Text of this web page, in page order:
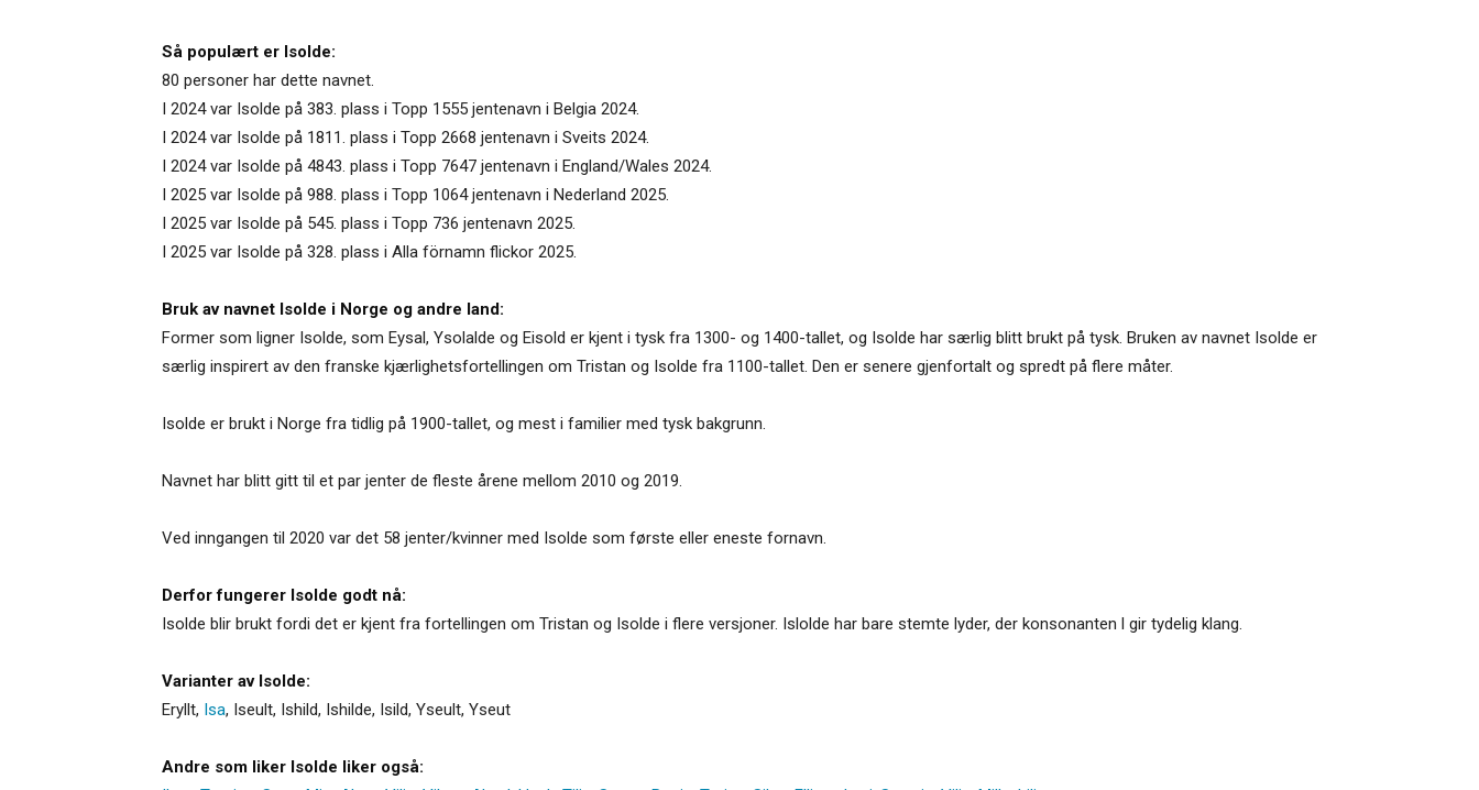
Så populært er Isolde:
80 personer har dette navnet.
I 2024 var Isolde på 383. plass i Topp 1555 jentenavn i Belgia 2024.
I 2024 var Isolde på 1811. plass i Topp 2668 jentenavn i Sveits 2024.
I 2024 var Isolde på 4843. plass i Topp 7647 jentenavn i England/Wales 2024.
I 2025 var Isolde på 988. plass i Topp 1064 jentenavn i Nederland 2025.
I 2025 var Isolde på 545. plass i Topp 736 jentenavn 2025.
I 2025 var Isolde på 328. plass i Alla förnamn flickor 2025.
Bruk av navnet Isolde i Norge og andre land:
Former som ligner Isolde, som Eysal, Ysolalde og Eisold er kjent i tysk fra 1300- og 1400-tallet, og Isolde har særlig blitt brukt på tysk. Bruken av navnet Isolde er
særlig inspirert av den franske kjærlighetsfortellingen om Tristan og Isolde fra 1100-tallet. Den er senere gjenfortalt og spredt på flere måter.
Isolde er brukt i Norge fra tidlig på 1900-tallet, og mest i familier med tysk bakgrunn.
Navnet har blitt gitt til et par jenter de fleste årene mellom 2010 og 2019.
Ved inngangen til 2020 var det 58 jenter/kvinner med Isolde som første eller eneste fornavn.
Derfor fungerer Isolde godt nå:
Isolde blir brukt fordi det er kjent fra fortellingen om Tristan og Isolde i flere versjoner. Islolde har bare stemte lyder, der konsonanten l gir tydelig klang.
Varianter av Isolde:
Eryllt, Isa, Iseult, Ishild, Ishilde, Isild, Yseult, Yseut
Andre som liker Isolde liker også: